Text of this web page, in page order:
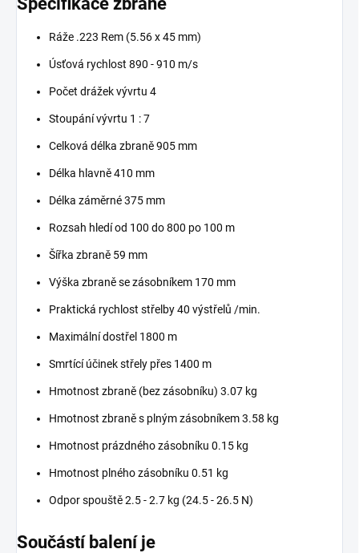
Ráže .223 Rem (5.56 x 45 mm)
Úsťová rychlost 890 - 910 m/s
Počet drážek vývrtu 4
Stoupání vývrtu 1 : 7
Celková délka zbraně 905 mm
Délka hlavně 410 mm
Délka záměrné 375 mm
Rozsah hledí od 100 do 800 po 100 m
Šířka zbraně 59 mm
Výška zbraně se zásobníkem 170 mm
Praktická rychlost střelby 40 výstřelů /min.
Maximální dostřel 1800 m
Smrtící účinek střely přes 1400 m
Hmotnost zbraně (bez zásobníku) 3.07 kg
Hmotnost zbraně s plným zásobníkem 3.58 kg
Hmotnost prázdného zásobníku 0.15 kg
Hmotnost plného zásobníku 0.51 kg
Odpor spouště 2.5 - 2.7 kg (24.5 - 26.5 N)
Součástí balení je